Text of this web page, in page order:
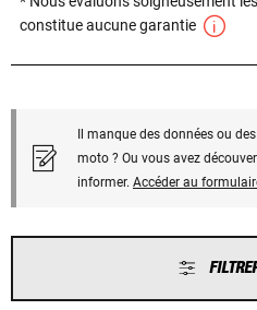
constitue aucune garantie
Il manque des données ou
moto ? Ou vous avez
informer. Accéder au